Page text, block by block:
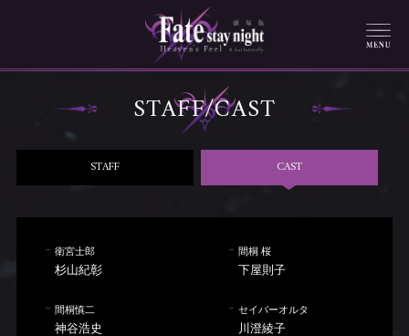
STAFF/CAST
STAFF CAST
衛宮士郎
杉山紀彰
間桐 桜
下屋則子
間桐慎二
神谷浩史
セイバーオルタ
川澄綾子